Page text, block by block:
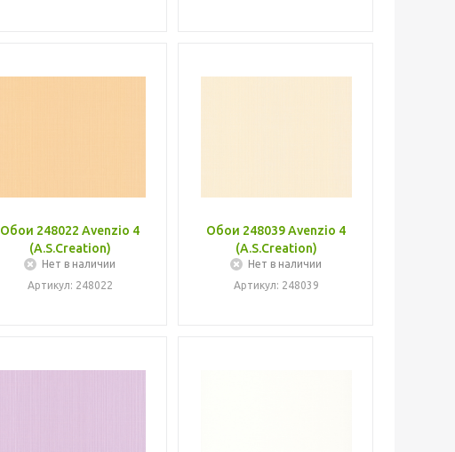
Обои 248022 Avenzio 4
(A.S.Creation)
Нет в наличии
Артикул: 248022
Обои 248039 Avenzio 4
(A.S.Creation)
Нет в наличии
Артикул: 248039